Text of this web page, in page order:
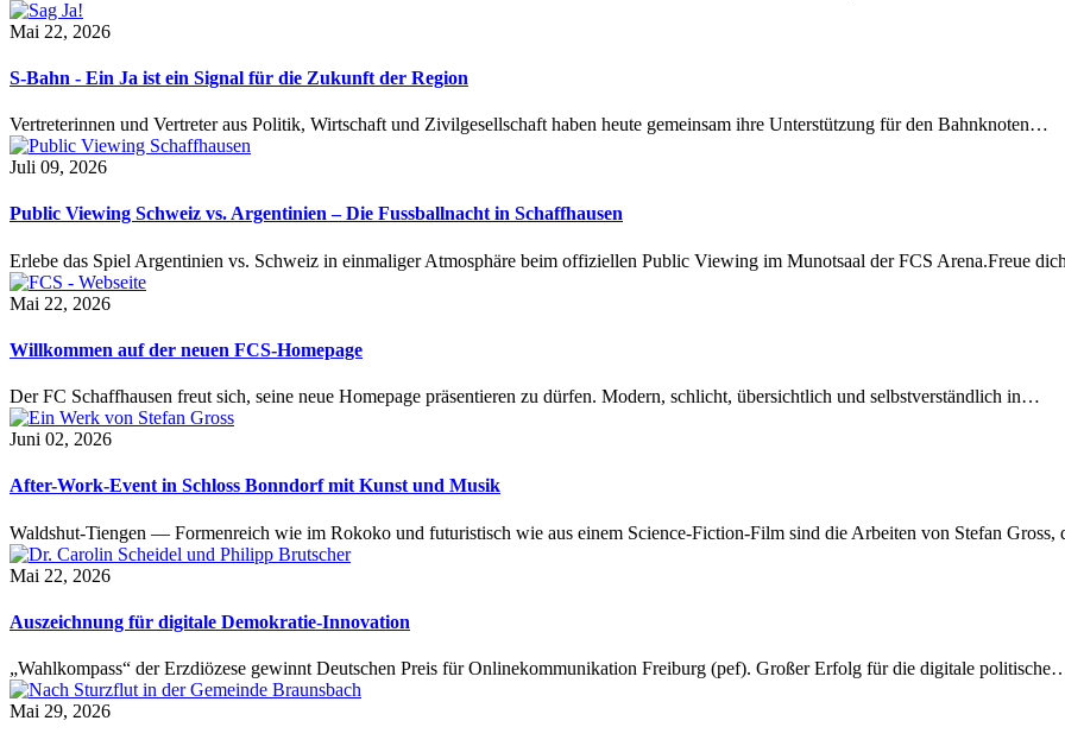
Mai 22, 2026
S-Bahn - Ein Ja ist ein Signal für die Zukunft der Region
Vertreterinnen und Vertreter aus Politik, Wirtschaft und Zivilgesellschaft haben heute gemeinsam ihre Unterstützung für den Bahnknoten…
Juli 09, 2026
Public Viewing Schweiz vs. Argentinien – Die Fussballnacht in Schaffhausen
Erlebe das Spiel Argentinien vs. Schweiz in einmaliger Atmosphäre beim offiziellen Public Viewing im Munotsaal der FCS Arena.Freue
Mai 22, 2026
Willkommen auf der neuen FCS-Homepage
Der FC Schaffhausen freut sich, seine neue Homepage präsentieren zu dürfen. Modern, schlicht, übersichtlich und selbstverständlich in…
Juni 02, 2026
After-Work-Event in Schloss Bonndorf mit Kunst und Musik
Waldshut-Tiengen — Formenreich wie im Rokoko und futuristisch wie aus einem Science-Fiction-Film sind die Arbeiten von Stefan
Mai 22, 2026
Auszeichnung für digitale Demokratie-Innovation
„Wahlkompass“ der Erzdiözese gewinnt Deutschen Preis für Onlinekommunikation Freiburg (pef). Großer Erfolg für die digitale
Mai 29, 2026